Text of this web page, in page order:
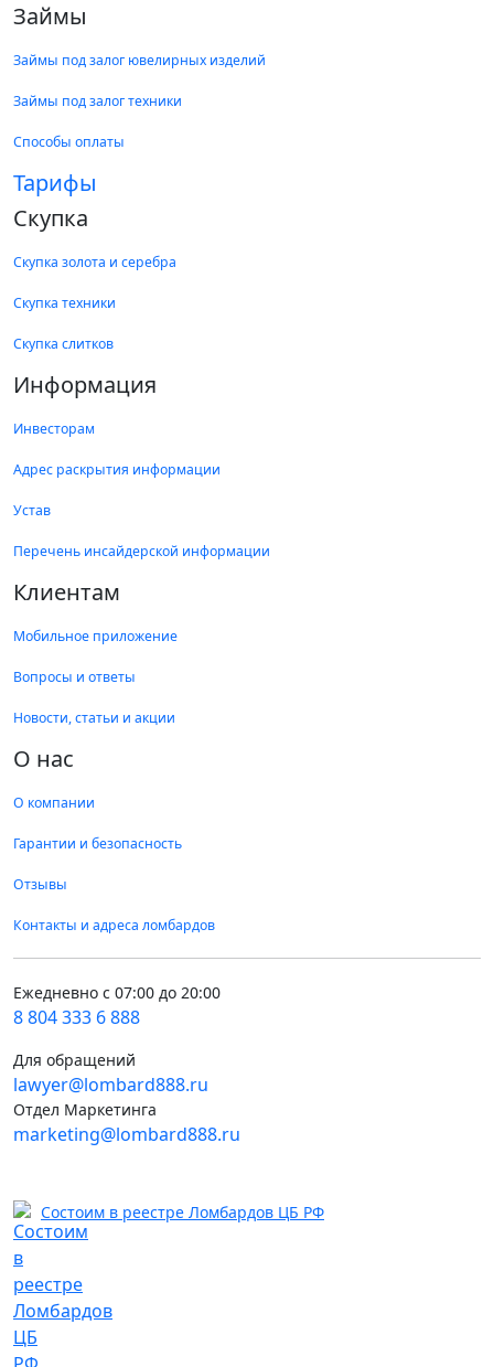
Займы
Займы под залог ювелирных изделий
Займы под залог техники
Способы оплаты
Тарифы
Скупка
Скупка золота и серебра
Скупка техники
Скупка слитков
Информация
Инвесторам
Адрес раскрытия информации
Устав
Перечень инсайдерской информации
Клиентам
Мобильное приложение
Вопросы и ответы
Новости, статьи и акции
О нас
О компании
Гарантии и безопасность
Отзывы
Контакты и адреса ломбардов
Ежедневно с 07:00 до 20:00
8 804 333 6 888
Для обращений
lawyer@lombard888.ru
Отдел Маркетинга
marketing@lombard888.ru
Состоим в реестре Ломбардов ЦБ РФ